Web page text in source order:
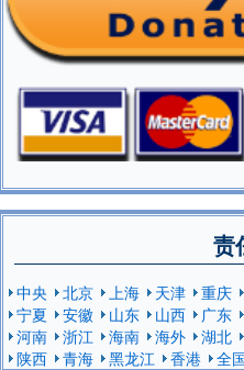
责
中央 北京 上海 天津 重庆
宁夏
安徽 山东 山西 广东
河南
浙江 海南 海外 湖北
陕西
青海 黑龙江 香港 全